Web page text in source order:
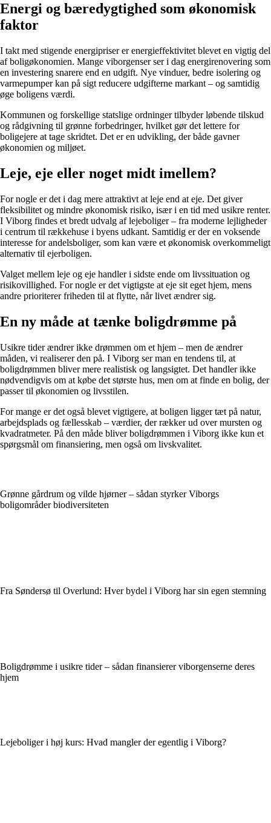
Energi og bæredygtighed som økonomisk
faktor
I takt med stigende energipriser er energieffektivitet blevet en vigtig del
af boligøkonomien. Mange viborgenser ser i dag energirenovering som
en investering snarere end en udgift. Nye vinduer, bedre isolering og
varmepumper kan på sigt reducere udgifterne markant – og samtidig
øge boligens værdi.
Kommunen og forskellige statslige ordninger tilbyder løbende tilskud
og rådgivning til grønne forbedringer, hvilket gør det lettere for
boligejere at tage skridtet. Det er en udvikling, der både gavner
økonomien og miljøet.
Leje, eje eller noget midt imellem?
For nogle er det i dag mere attraktivt at leje end at eje. Det giver
fleksibilitet og mindre økonomisk risiko, især i en tid med usikre renter.
I Viborg findes et bredt udvalg af lejeboliger – fra moderne lejligheder
i centrum til rækkehuse i byens udkant. Samtidig er der en voksende
interesse for andelsboliger, som kan være et økonomisk overkommeligt
alternativ til ejerboligen.
Valget mellem leje og eje handler i sidste ende om livssituation og
risikovillighed. For nogle er det vigtigste at eje sit eget hjem, mens
andre prioriterer friheden til at flytte, når livet ændrer sig.
En ny måde at tænke boligdrømme på
Usikre tider ændrer ikke drømmen om et hjem – men de ændrer
måden, vi realiserer den på. I Viborg ser man en tendens til, at
boligdrømmen bliver mere realistisk og langsigtet. Det handler ikke
nødvendigvis om at købe det største hus, men om at finde en bolig, der
passer til økonomien og livsstilen.
For mange er det også blevet vigtigere, at boligen ligger tæt på natur,
arbejdsplads og fællesskab – værdier, der rækker ud over mursten og
kvadratmeter. På den måde bliver boligdrømmen i Viborg ikke kun et
spørgsmål om finansiering, men også om livskvalitet.
Grønne gårdrum og vilde hjørner – sådan styrker Viborgs
boligområder biodiversiteten
Fra Søndersø til Overlund: Hver bydel i Viborg har sin egen stemning
Boligdrømme i usikre tider – sådan finansierer viborgenserne deres
hjem
Lejeboliger i høj kurs: Hvad mangler der egentlig i Viborg?